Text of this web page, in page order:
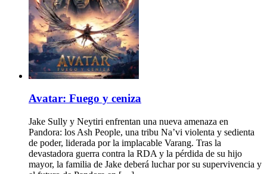
Avatar: Fuego y ceniza
Jake Sully y Neytiri enfrentan una nueva amenaza en
Pandora: los Ash People, una tribu Na’vi violenta y sedienta
de poder, liderada por la implacable Varang. Tras la
devastadora guerra contra la RDA y la pérdida de su hijo
mayor, la familia de Jake deberá luchar por su supervivencia y